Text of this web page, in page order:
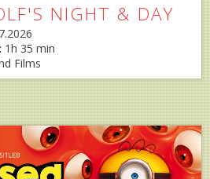
NIGHT & DAY
1h 35 min
Films